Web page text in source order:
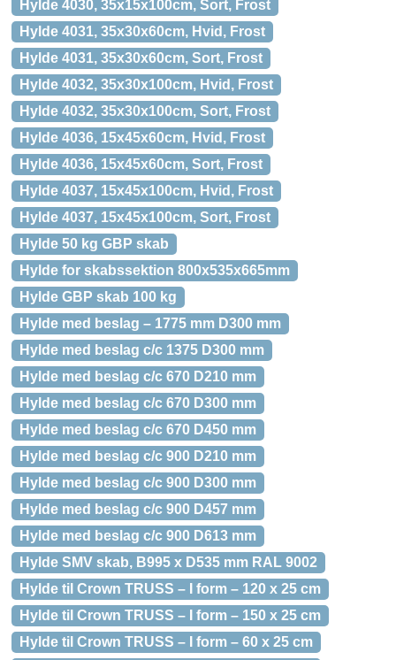
Hylde 4030, 35x15x100cm, Sort, Frost
Hylde 4031, 35x30x60cm, Hvid, Frost
Hylde 4031, 35x30x60cm, Sort, Frost
Hylde 4032, 35x30x100cm, Hvid, Frost
Hylde 4032, 35x30x100cm, Sort, Frost
Hylde 4036, 15x45x60cm, Hvid, Frost
Hylde 4036, 15x45x60cm, Sort, Frost
Hylde 4037, 15x45x100cm, Hvid, Frost
Hylde 4037, 15x45x100cm, Sort, Frost
Hylde 50 kg GBP skab
Hylde for skabssektion 800x535x665mm
Hylde GBP skab 100 kg
Hylde med beslag – 1775 mm D300 mm
Hylde med beslag c/c 1375 D300 mm
Hylde med beslag c/c 670 D210 mm
Hylde med beslag c/c 670 D300 mm
Hylde med beslag c/c 670 D450 mm
Hylde med beslag c/c 900 D210 mm
Hylde med beslag c/c 900 D300 mm
Hylde med beslag c/c 900 D457 mm
Hylde med beslag c/c 900 D613 mm
Hylde SMV skab, B995 x D535 mm RAL 9002
Hylde til Crown TRUSS – I form – 120 x 25 cm
Hylde til Crown TRUSS – I form – 150 x 25 cm
Hylde til Crown TRUSS – I form – 60 x 25 cm